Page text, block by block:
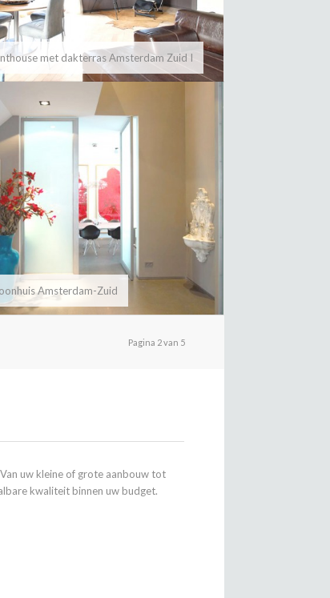
met dakterras Amsterdam Zuid I
Amsterdam-Zuid
Pagina 2 van 5
uw kleine of grote aanbouw tot
kwaliteit binnen uw budget.